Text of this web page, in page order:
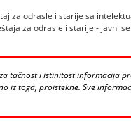
za odrasle i starije sa
za odrasle i starije - javni
tačnost i istinitost informacija
iz toga, proistekne. Sve